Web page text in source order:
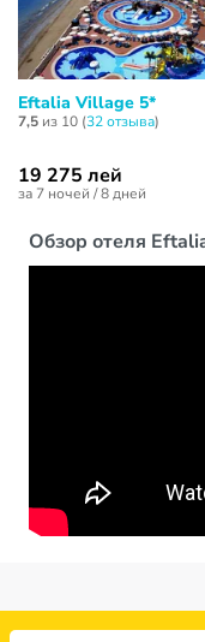
Обзор отеля
Eftalia Village 5*
7,5 из 10 (32 отзывa)
19 275 лей
за 7 ночей / 8 дней